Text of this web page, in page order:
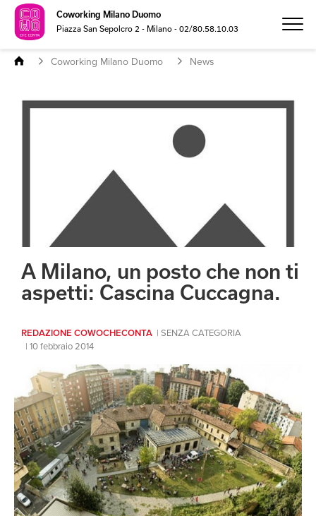
Coworking Milano Duomo
Piazza San Sepolcro 2 - Milano - 02/80.58.10.03
FORMAZIONE
SEDE LEGALE
CONTATTI
INFO
EN
Coworking Milano Duomo News
A Milano, un posto che non ti
aspetti: Cascina Cuccagna.
REDAZIONE COWOCHECONTA
SENZA CATEGORIA
10 febbraio 2014